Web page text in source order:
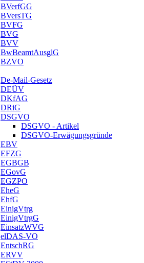
BVerfGG
BVersTG
BVFG
BVG
BVV
BwBeamtAusglG
BZVO
De-Mail-Gesetz
DEÜV
DKfAG
DRiG
DSGVO
DSGVO - Artikel
DSGVO-Erwägungsgründe
EBV
EFZG
EGBGB
EGovG
EGZPO
EheG
EhfG
EinigVtrg
EinigVtrgG
EinsatzWVG
elDAS-VO
EntschRG
ERVV